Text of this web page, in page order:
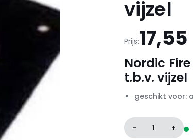
vijzel
Prijs:17,55
Nordic
t.b.v. vijzel
geschikt voor:
- 1 +